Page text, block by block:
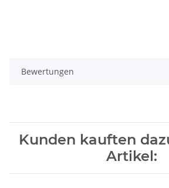
Bewertungen
Kunden kauften
Artikel: